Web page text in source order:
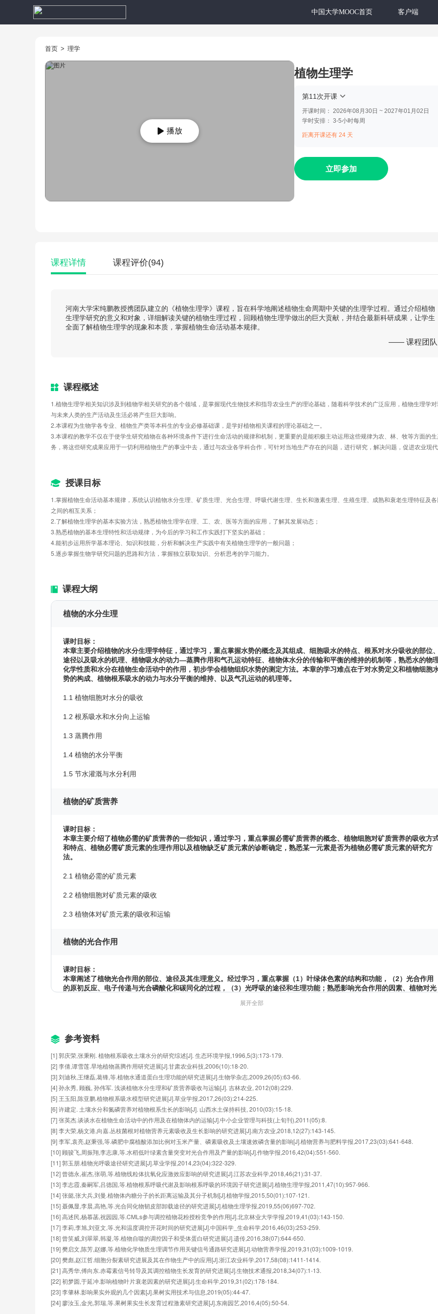
客户端
中国大学MOOC首页
首页 > 理学
播放
植物生理学
第11次开课
开课时间： 2026年08月30日 ~ 2027年01月02日
学时安排： 3-5小时每周
距离开课还有 24 天
立即参加
课程详情 课程评价(94)
河南大学宋纯鹏教授携团队建立的《植物生理学》课程，旨在科学地阐述植物生命周期中关键的生理学过程。通过介绍植物
生理学研究的意义和对象，详细解读关键的植物生理过程，回顾植物生理学做出的巨大贡献，并结合最新科研成果，让学生
全面了解植物生理学的现象和本质，掌握植物生命活动基本规律。
—— 课程团队
课程概述
1.植物生理学相关知识涉及到植物学相关研究的各个领域，是掌握现代生物技术和指导农业生产的理论基础，随着科学技术的广泛应用，植物生理学
与未来人类的生产活动及生活必将产生巨大影响。
2.本课程为生物学各专业、植物生产类等本科生的专业必修基础课，是学好植物相关课程的理论基础之一。
3.本课程的教学不仅在于使学生研究植物在各种环境条件下进行生命活动的规律和机制，更重要的是能积极主动运用这些规律为农、林、牧等方面的
务，将这些研究成果应用于一切利用植物生产的事业中去，通过与农业各学科合作，可针对当地生产存在的问题，进行研究，解决问题，促进农业现代
授课目标
1.掌握植物生命活动基本规律，系统认识植物水分生理、矿质生理、光合生理、呼吸代谢生理、生长和激素生理、生殖生理、成熟和衰老生理特征及
之间的相互关系；
2.了解植物生理学的基本实验方法，熟悉植物生理学在理、工、农、医等方面的应用，了解其发展动态；
3.熟悉植物的基本生理特性和活动规律，为今后的学习和工作实践打下坚实的基础；
4.能初步运用所学基本理论、知识和技能，分析和解决生产实践中有关植物生理学的一般问题；
5.逐步掌握生物学研究问题的思路和方法，掌握独立获取知识、分析思考的学习能力。
课程大纲
植物的水分生理
课时目标：
本章主要介绍植物的水分生理学特征，通过学习，重点掌握水势的概念及其组成、细胞吸水的特点、根系对水分吸收的部位、
途径以及吸水的机理、植物吸水的动力—蒸腾作用和气孔运动特征、植物体水分的传输和平衡的维持的机制等，熟悉水的物
化学性质和水分在植物生命活动中的作用，初步学会植物组织水势的测定方法。本章的学习难点在于对水势定义和植物细胞
势的构成、植物根系吸水的动力与水分平衡的维持、以及气孔运动的机理等。
1.1 植物细胞对水分的吸收
1.2 根系吸水和水分向上运输
1.3 蒸腾作用
1.4 植物的水分平衡
1.5 节水灌溉与水分利用
植物的矿质营养
课时目标：
本章主要介绍了植物必需的矿质营养的一些知识，通过学习，重点掌握必需矿质营养的概念、植物细胞对矿质营养的吸收方
和特点、植物必需矿质元素的生理作用以及植物缺乏矿质元素的诊断确定，熟悉某一元素是否为植物必需矿质元素的研究方
法。
2.1 植物必需的矿质元素
2.2 植物细胞对矿质元素的吸收
2.3 植物体对矿质元素的吸收和运输
植物的光合作用
课时目标：
本章阐述了植物光合作用的部位、途径及其生理意义。经过学习，重点掌握（1）叶绿体色素的结构和功能，（2）光合作用
的原初反应、电子传递与光合磷酸化和碳同化的过程，（3）光呼吸的途径和生理功能；熟悉影响光合作用的因素、植物对光
3.2 光合作用过程Ⅰ：光的吸收
3.3 光合作用过程II ：电子传递与光合磷酸化
3.4 光合作用过程III ：碳同化
植物的呼吸作用
课时目标：
本章重点阐述了与呼吸作用相关的概念、呼吸作用的调节及控制机理，以及其生理意义。重点掌握植物呼吸代谢的途径（糖酵
解、三羧酸循环、戊糖磷酸途径）、呼吸作用的电子传递与氧化磷酸化过程、呼吸作用过程中能量的贮存和利用；熟悉影响呼
吸作用的因素以及了解呼吸作用原理在作物栽培和粮食贮藏中的应用情况。2、掌握植物的呼吸代谢的途径、呼吸作用的电子
传递与氧化磷酸化过程、呼吸作用过程中能量的贮存和利用。
4.1 呼吸作用的生化途径和影响因素
4.2 电子传递与氧化磷酸化
植物同化物的运输
课时目标：
本章介绍了有机物运输的途径和过程。经过学习，重点掌握韧皮部装载和卸出的过程及韧皮部运输的机理；熟悉有机物的运输
速率以及同化产物的分配规律。
5.1 同化物的运输
展开全部
参考资料
[1] 郭庆荣,张秉刚. 植物根系吸收土壤水分的研究综述[J]. 生态环境学报,1996,5(3):173-179.
[2] 李倩,谭雪莲.旱地植物蒸腾作用研究进展[J].甘肃农业科技,2006(10):18-20.
[3] 刘迪秋,王继磊,葛锋,等.植物水通道蛋白生理功能的研究进展[J].生物学杂志,2009,26(05):63-66.
[4] 孙永秀, 顾巍, 孙伟军. 浅谈植物水分生理和矿质营养吸收与运输[J]. 吉林农业, 2012(08):229.
[5] 王玉阳,陈亚鹏.植物根系吸水模型研究进展[J].草业学报,2017,26(03):214-225.
[6] 许建定. 土壤水分和氮磷营养对植物根系生长的影响[J]. 山西水土保持科技, 2010(03):15-18.
[7] 张英杰.谈谈水在植物生命活动中的作用及在植物体内的运输[J].中小企业管理与科技(上旬刊),2011(05):8.
[8] 李大荣,杨文港,向嘉.丛枝菌根对植物营养元素吸收及生长影响的研究进展[J].南方农业,2018,12(27):143-145.
[9] 李军,袁亮,赵秉强,等.磷肥中腐植酸添加比例对玉米产量、磷素吸收及土壤速效磷含量的影响[J].植物营养与肥料学报,2017,23(03):641-648.
[10] 顾骏飞,周振翔,李志康,等.水稻低叶绿素含量突变对光合作用及产量的影响[J].作物学报,2016,42(04):551-560.
[11] 郭玉朋.植物光呼吸途径研究进展[J].草业学报,2014,23(04):322-329.
[12] 曾德永,崔杰,张萌,等.植物线粒体抗氧化应激效应影响的研究进展[J].江苏农业科学,2018,46(21):31-37.
[13] 李志霞,秦嗣军,吕德国,等.植物根系呼吸代谢及影响根系呼吸的环境因子研究进展[J].植物生理学报,2011,47(10):957-966.
[14] 张懿,张大兵,刘曼.植物体内糖分子的长距离运输及其分子机制[J].植物学报,2015,50(01):107-121.
[15] 聂佩显,李晨,高艳,等.光合同化物韧皮部卸载途径的研究进展[J].植物生理学报,2019,55(06)697-702.
[16] 高述民,杨慕菡,祝园园,等.CMLs参与调控植物花粉授粉竞争的作用[J].北京林业大学学报,2019,41(03):143-150.
[17] 李莉,李旭,刘亚文,等.光和温度调控开花时间的研究进展[J].中国科学_生命科学,2016,46(03):253-259.
[18] 曾笑威,刘翠翠,韩凝,等.植物自噬的调控因子和受体蛋白研究进展[J].遗传,2016,38(07):644-650.
[19] 樊启文,陈芳,赵娜,等.植物化学物质生理调节作用关键信号通路研究进展[J].动物营养学报,2019,31(03):1009-1019.
[20] 樊彪,赵江哲.细胞分裂素研究进展及其在作物生产中的应用[J].浙江农业科学,2017,58(08):1411-1414.
[21] 高秀华,傅向东.赤霉素信号转导及其调控植物生长发育的研究进展[J].生物技术通报,2018,34(07):1-13.
[22] 初梦圆,于延冲.影响植物叶片衰老因素的研究进展[J].生命科学,2019,31(02):178-184.
[23] 李肇林.影响果实外观的几个因素[J].果树实用技术与信息,2019(05):44-47.
[24] 廖汝玉,金光,郭瑞,等.果树果实生长发育过程激素研究进展[J].东南园艺,2016,4(05):50-54.